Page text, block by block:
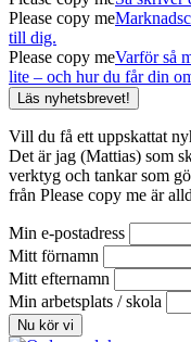
Please copy me
till dig.
Please copy meVarför så
lite – och hur du får din
Läs nyhetsbrevet!
Vill du få ett uppskattat
Det är jag (Mattias) som
verktyg och tankar som
från Please copy me är
Min e-postadress
Mitt förnamn
Mitt efternamn
Min arbetsplats / skola